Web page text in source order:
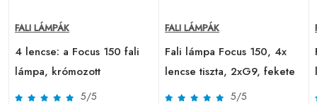
FALI LÁMPÁK
4 lencse: a Focus 150 fali
lámpa, krómozott
5/5
FALI LÁMPÁK
Fali lámpa Focus 150, 4x
lencse tiszta, 2xG9, fekete
5/5